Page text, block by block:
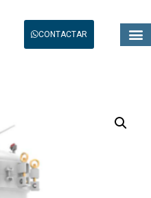
CONTACTAR